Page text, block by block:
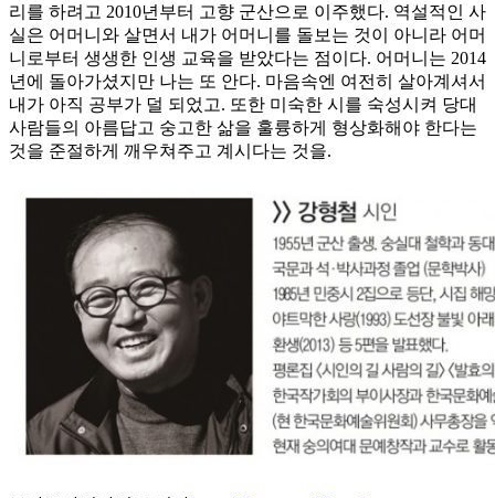
리를 하려고 2010년부터 고향 군산으로 이주했다. 역설적인 사
실은 어머니와 살면서 내가 어머니를 돌보는 것이 아니라 어머
니로부터 생생한 인생 교육을 받았다는 점이다. 어머니는 2014
년에 돌아가셨지만 나는 또 안다. 마음속엔 여전히 살아계셔서
내가 아직 공부가 덜 되었고. 또한 미숙한 시를 숙성시켜 당대
사람들의 아름답고 숭고한 삶을 훌륭하게 형상화해야 한다는
것을 준절하게 깨우쳐주고 계시다는 것을.